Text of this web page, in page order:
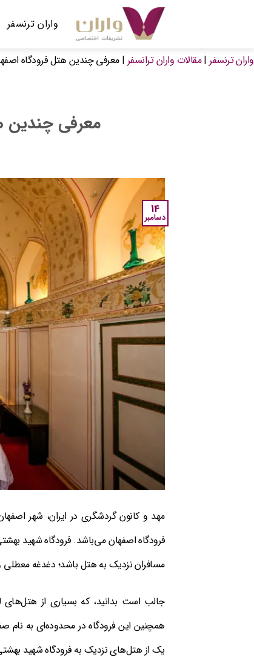
واران ترنسفر
واران ترنسفر|مقالات واران ترانسفر |معرفی چندین هتل فرودگاه
معرفی چندین
14
دسامبر
مهد و کانون گردشگری در ایران، شهر
فرودگاه اصفهان می‌باشد. فرودگاه شهید
مسافران نزدیک به هتل باشد؛ دغدغه معطلی
جالب است بدانید، که بسیاری از
همچنین این فرودگاه در محدوده‌ای به نام
یک از هتل‌های نزدیک به فرودگاه شهید بهشتی